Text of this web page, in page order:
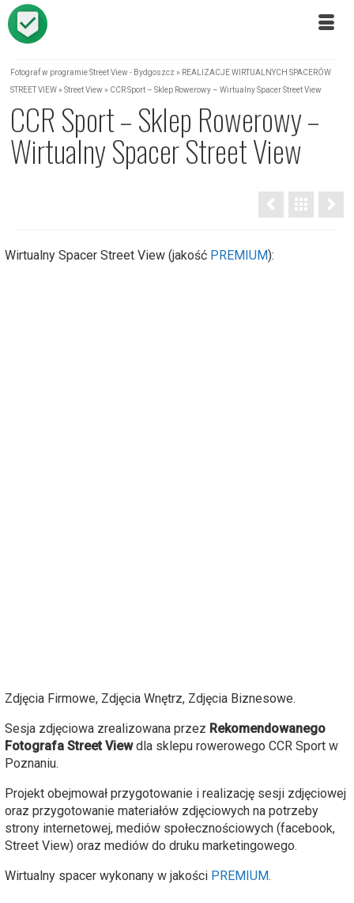
Fotograf w programie Street View - Bydgoszcz » REALIZACJE WIRTUALNYCH SPACERÓW
STREET VIEW» Street View » CCR Sport – Sklep Rowerowy – Wirtualny Spacer Street View
CCR Sport – Sklep Rowerowy –
Wirtualny Spacer Street View
Wirtualny Spacer Street View (jakość PREMIUM):
Zdjęcia Firmowe, Zdjęcia Wnętrz, Zdjęcia Biznesowe.
Sesja zdjęciowa zrealizowana przez Rekomendowanego
Fotografa Street Viewdla sklepu rowerowego CCR Sport w
Poznaniu.
Projekt obejmował przygotowanie i realizację sesji zdjęciowej
oraz przygotowanie materiałów zdjęciowych na potrzeby
strony internetowej, mediów społecznościowych (facebook,
Street View) oraz mediów do druku marketingowego.
Wirtualny spacer wykonany w jakości PREMIUM.